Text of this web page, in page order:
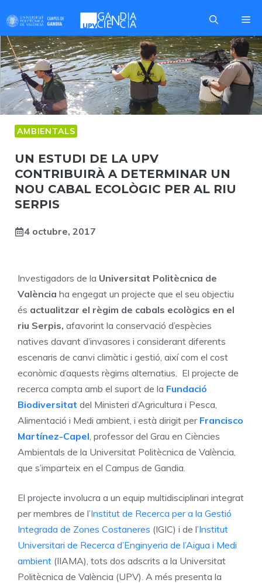
to
content
AMBIENTALS
UN ESTUDI DE LA UPV
CONTRIBUIRÀ A DETERMINAR UN
NOU CABAL ECOLÒGIC PER AL RIU
SERPIS
4 octubre, 2017
Investigadors de la Universitat Politècnica de
València ha engegat un projecte que el seu objectiu
és actualitzar el règim de cabals ecològics en el
riu Serpis, afavorint la conservació d’espècies
natives davant d’invasores i considerant diferents
escenaris de canvi climàtic i gestió, així com el cost
econòmic d’aquests règims alternatius. El projecte de
recerca compta amb el suport de la Fundació
Biodiversitat del Ministeri d’Agricultura i Pesca,
Alimentació i Medi ambient, i està dirigit per Francisco
Martínez-Capel , professor del Grau en Ciències
Ambientals de la Universitat Politècnica de València,
que s’imparteix en el Campus de Gandia.
El projecte involucra a un equip multidisciplinari integrat
per membres de l’Institut de Recerca per a la Gestió
Integrada de Zones Costaneres (IGIC) i de l’Institut
Universitari de Recerca d’Enginyeria de l’Aigua i Medi
ambient (IIAMA), tots dos adscrits a la Universitat
Politècnica de València (UPV). A més presenta la